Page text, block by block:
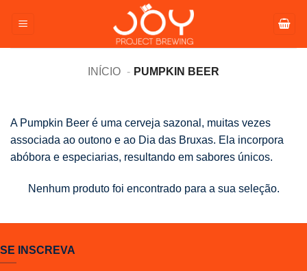
para
INÍCIO
PUMPKIN BEER
A Pumpkin Beer é uma cerveja sazonal, muitas vezes
associada ao outono e ao Dia das Bruxas. Ela incorpora
abóbora e especiarias, resultando em sabores únicos.
Nenhum produto foi encontrado para a sua seleção.
SE INSCREVA